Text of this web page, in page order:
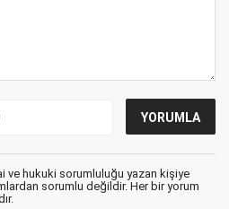
ve hukuki sorumluluğu yazan kişiye
sorumlu değildir. Her bir yorum